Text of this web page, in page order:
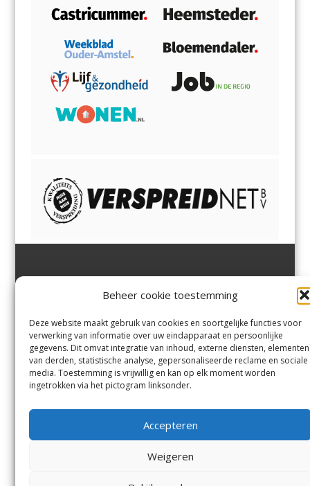
Beheer cookie toestemming
Deze website maakt gebruik van cookies en soortgelijke functies voor
verwerking van informatie over uw eindapparaat en persoonlijke
gegevens. Dit omvat integratie van inhoud, externe diensten, elementen
van derden, statistische analyse, gepersonaliseerde reclame en sociale
media. Toestemming is vrijwillig en kan op elk moment worden
ingetrokken via het pictogram linksonder.
Accepteren
Weigeren
Margadantstraat 34
0255-533900
info@jutter.nlofinfo@hofgee
st.nl
Velserbroek,Velsen-Zuid,
Zuid,Driehuisen
Spaarnwoude.
Contact
Andere uitgaven
Voorwaarden